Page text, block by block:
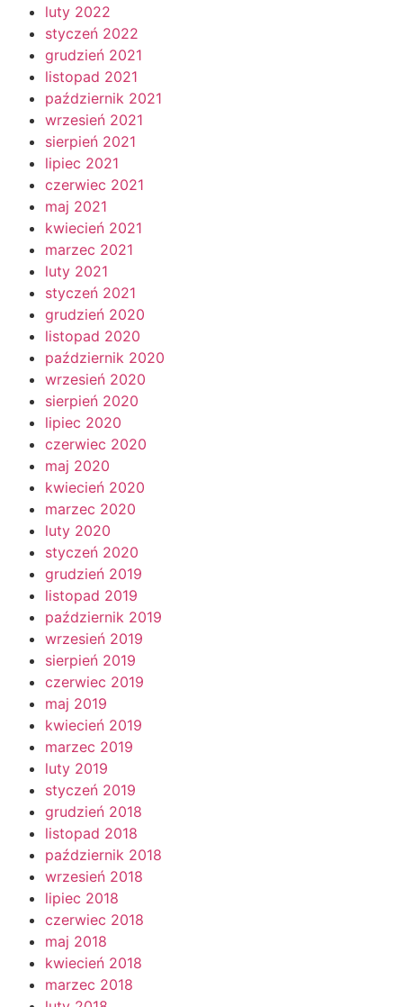
luty 2022
styczeń 2022
grudzień 2021
listopad 2021
październik 2021
wrzesień 2021
sierpień 2021
lipiec 2021
czerwiec 2021
maj 2021
kwiecień 2021
marzec 2021
luty 2021
styczeń 2021
grudzień 2020
listopad 2020
październik 2020
wrzesień 2020
sierpień 2020
lipiec 2020
czerwiec 2020
maj 2020
kwiecień 2020
marzec 2020
luty 2020
styczeń 2020
grudzień 2019
listopad 2019
październik 2019
wrzesień 2019
sierpień 2019
czerwiec 2019
maj 2019
kwiecień 2019
marzec 2019
luty 2019
styczeń 2019
grudzień 2018
listopad 2018
październik 2018
wrzesień 2018
lipiec 2018
czerwiec 2018
maj 2018
kwiecień 2018
marzec 2018